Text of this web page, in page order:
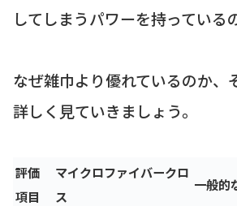
してしまうパワーを持っている
なぜ雑巾より優れているのか、
詳しく見ていきましょう。
評価
項目
マイクロファイバークロ
ス
一般的